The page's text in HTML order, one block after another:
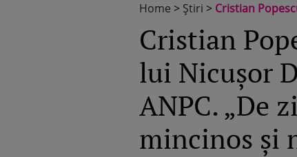
Home > Știri > Cristian Popescu
Cristian
lui Nicușor
ANPC. „De
mincinos şi